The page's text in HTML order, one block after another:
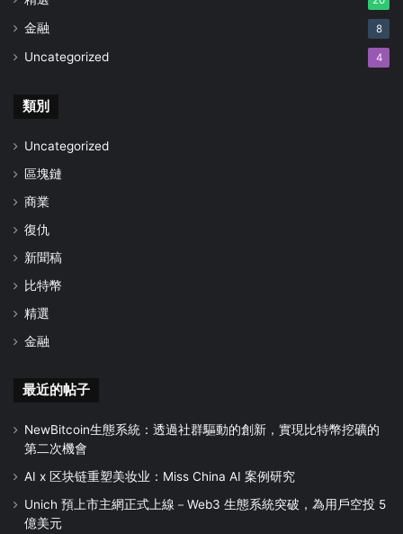
金融 8
Uncategorized 4
類別
Uncategorized
區塊鏈
商業
復仇
新聞稿
比特幣
精選
金融
最近的帖子
NewBitcoin生態系統：透過社群驅動的創新，實現比特幣挖礦的
第二次機會
AI x 区块链重塑美妆业：Miss China AI 案例研究
Unich 預上市主網正式上線－Web3 生態系統突破，為用戶空投 5
億美元